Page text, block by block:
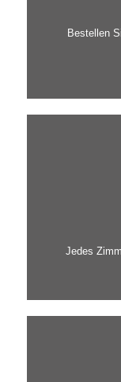
Bestellen
Jedes